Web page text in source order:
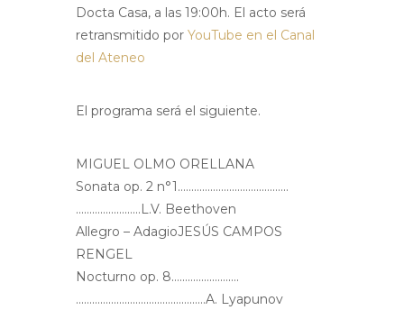
Docta Casa, a las 19:00h. El acto será
retransmitido por YouTube en el Canal
del Ateneo
El programa será el siguiente.
MIGUEL OLMO ORELLANA
Sonata op. 2 n°1………………………….……….
……………………L.V. Beethoven
Allegro – AdagioJESÚS CAMPOS
RENGEL
Nocturno op. 8…………………….
…………………………………………A. Lyapunov